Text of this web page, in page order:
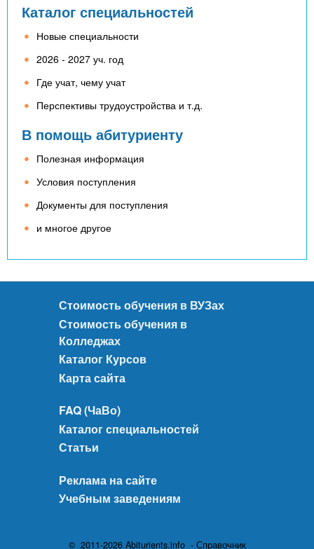
Каталог специальностей
Новые специальности
2026 - 2027 уч. год
Где учат, чему учат
Перспективы трудоустройства и т.д.
В помощь абитуриенту
Полезная информация
Условия поступления
Документы для поступления
и многое другое
Стоимость обучения в ВУЗах
Стоимость обучения в
Колледжах
Каталог Курсов
Карта сайта
FAQ (ЧаВо)
Каталог специальностей
Статьи
Реклама на сайте
Учебным заведениям
© 2011-2026 Abiturients.info - Справочник